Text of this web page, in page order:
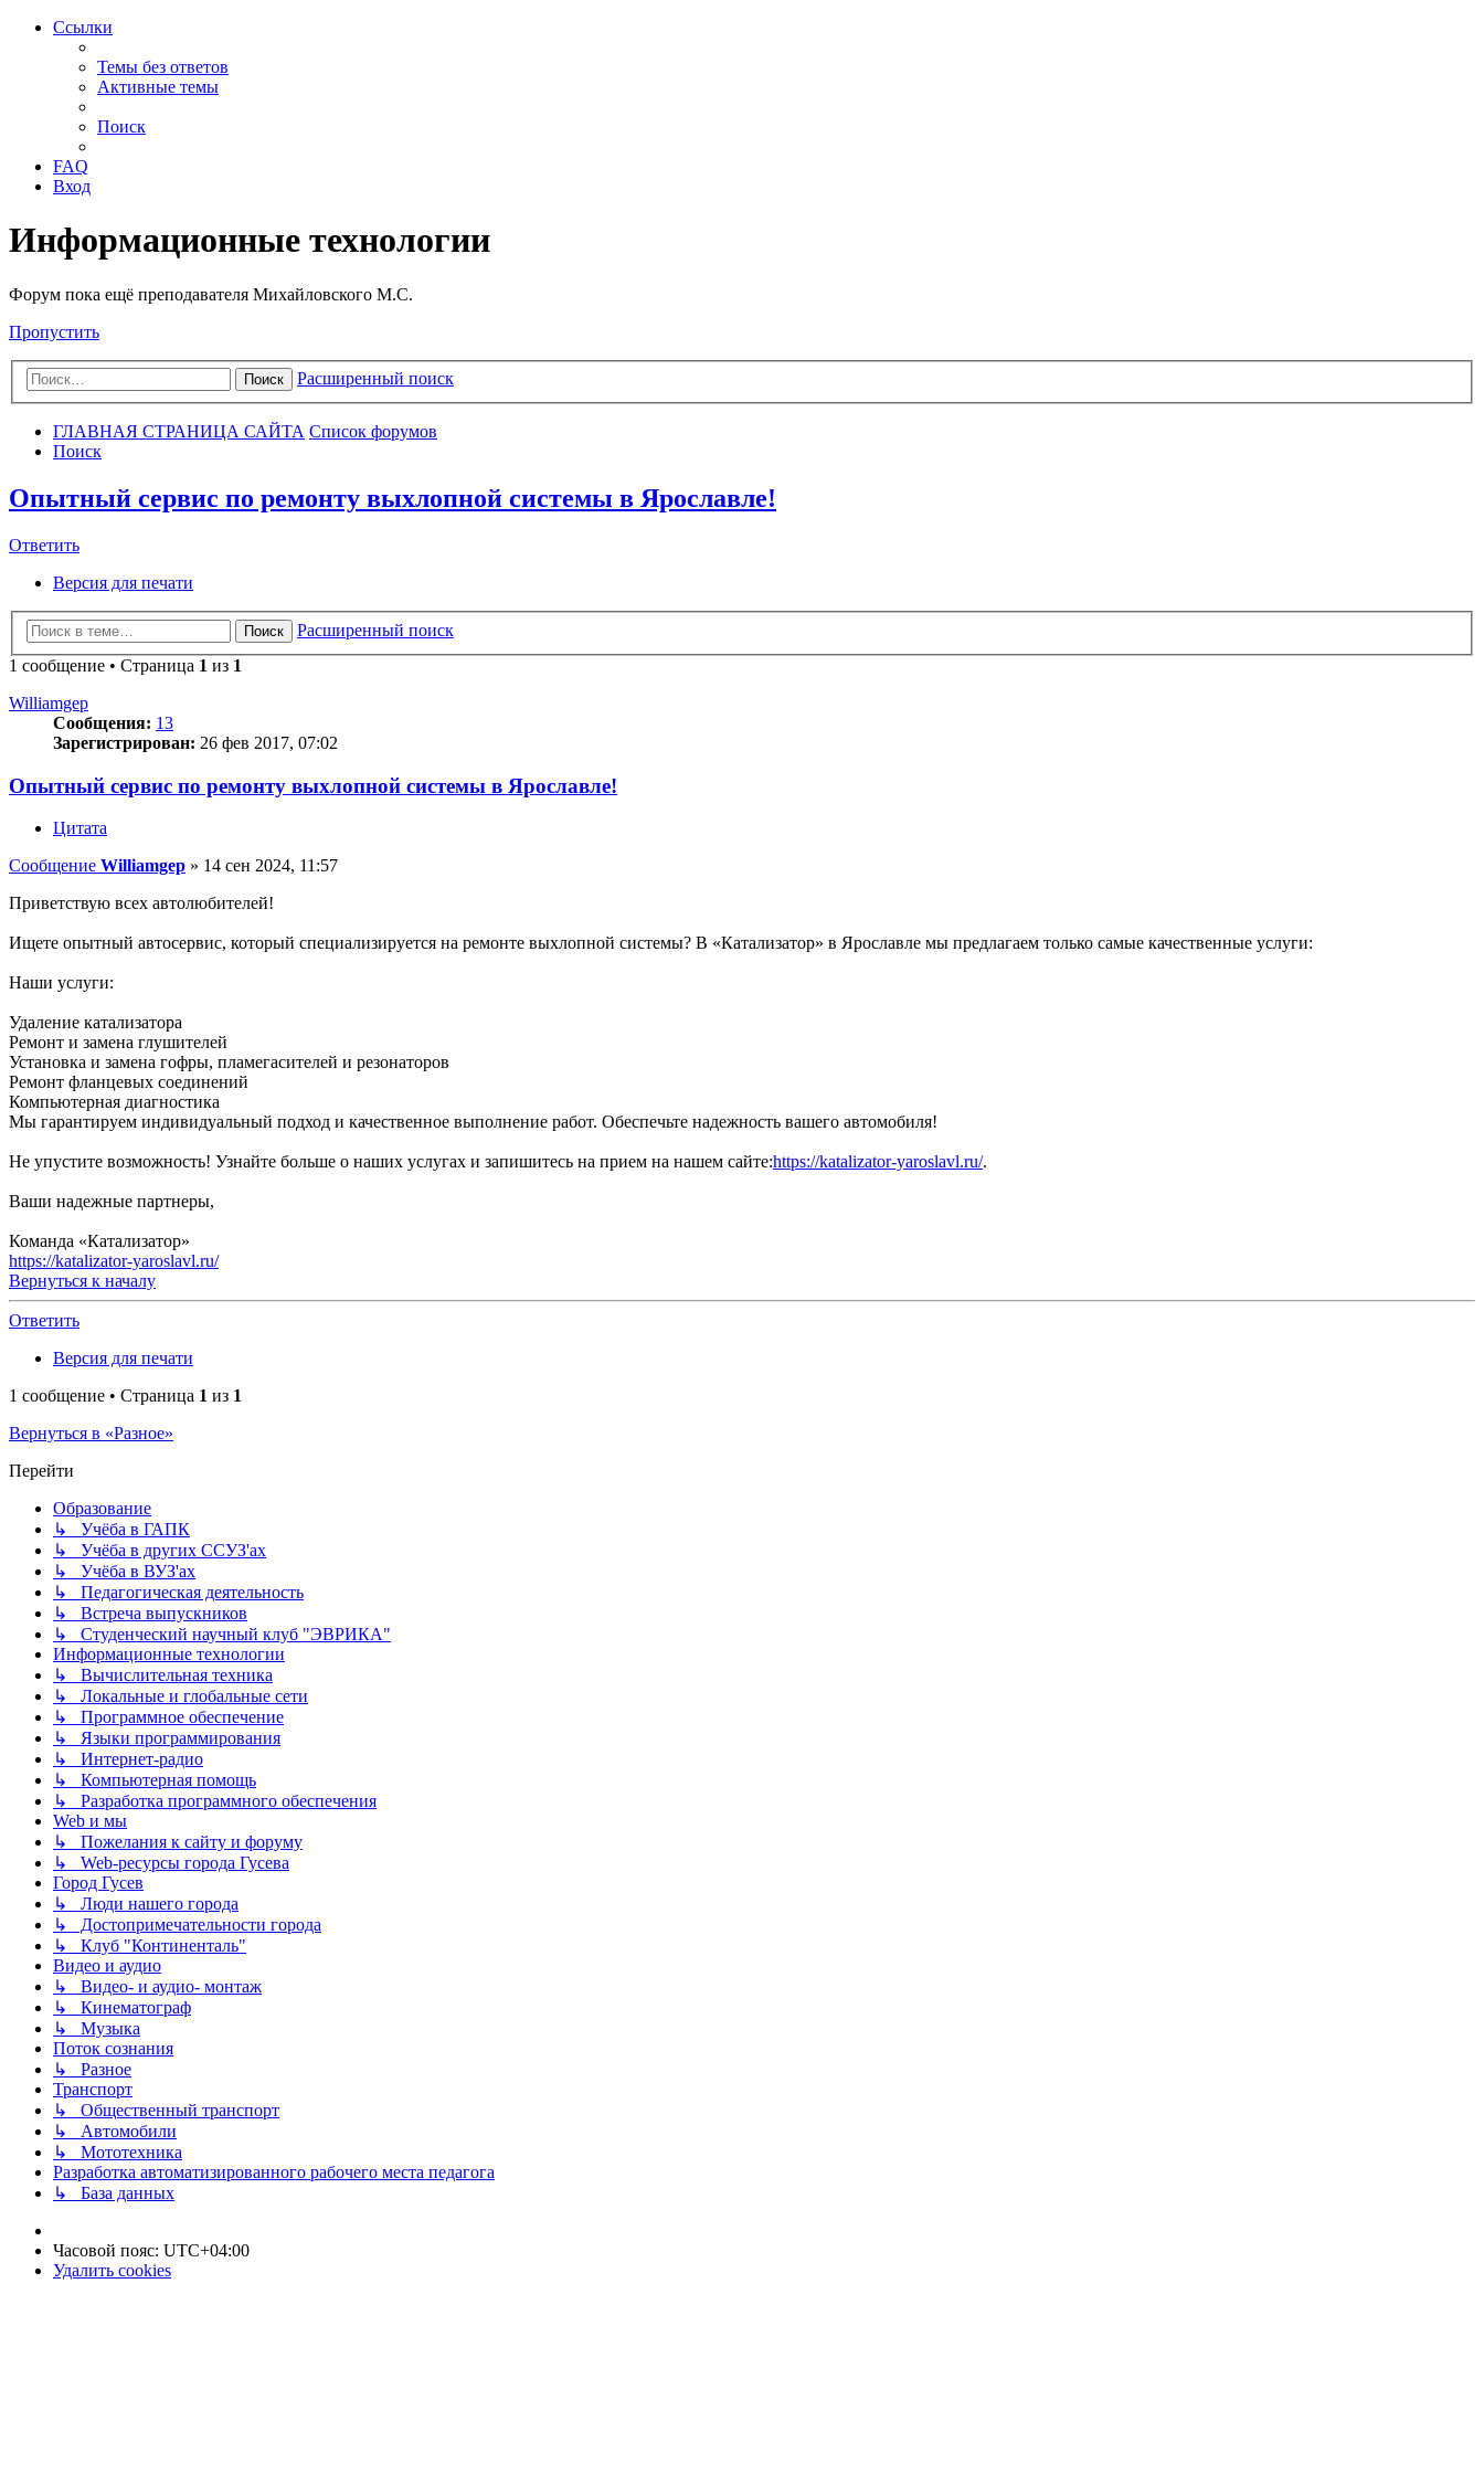
Ссылки
Темы без ответов
Активные темы
Поиск
FAQ
Вход
Информационные технологии
Форум пока ещё преподавателя Михайловского М.С.
Пропустить
Поиск Расширенный поиск
ГЛАВНАЯ СТРАНИЦА САЙТА Список форумов
Поиск
Опытный сервис по ремонту выхлопной системы в Ярославле!
Ответить
Версия для печати
Поиск
Расширенный поиск
1 сообщение • Страница 1 из 1
Williamgep
Сообщения: 13
Зарегистрирован: 26 фев 2017, 07:02
Опытный сервис по ремонту выхлопной системы в Ярославле!
Цитата
Сообщение Williamgep » 14 сен 2024, 11:57
Приветствую всех автолюбителей!
Ищете опытный автосервис, который специализируется на ремонте выхлопной системы? В «Катализатор» в Ярославле мы предлагаем только самые качественные услуги:
Наши услуги:
Удаление катализатора
Ремонт и замена глушителей
Установка и замена гофры, пламегасителей и резонаторов
Ремонт фланцевых соединений
Компьютерная диагностика
Мы гарантируем индивидуальный подход и качественное выполнение работ. Обеспечьте надежность вашего автомобиля!
Не упустите возможность! Узнайте больше о наших услугах и запишитесь на прием на нашем сайте:https://katalizator-yaroslavl.ru/.
Ваши надежные партнеры,
Команда «Катализатор»
https://katalizator-yaroslavl.ru/
Вернуться к началу
Ответить
Версия для печати
1 сообщение • Страница 1 из 1
Вернуться в «Разное»
Перейти
Образование
↳ Учёба в ГАПК
↳ Учёба в других ССУЗ'ах
↳ Учёба в ВУЗ'ах
↳ Педагогическая деятельность
↳ Встреча выпускников
↳ Студенческий научный клуб "ЭВРИКА"
Информационные технологии
↳ Вычислительная техника
↳ Локальные и глобальные сети
↳ Программное обеспечение
↳ Языки программирования
↳ Интернет-радио
↳ Компьютерная помощь
↳ Разработка программного обеспечения
Web и мы
↳ Пожелания к сайту и форуму
↳ Web-ресурсы города Гусева
Город Гусев
↳ Люди нашего города
↳ Достопримечательности города
↳ Клуб "Континенталь"
Видео и аудио
↳ Видео- и аудио- монтаж
↳ Кинематограф
↳ Музыка
Поток сознания
↳ Разное
Транспорт
↳ Общественный транспорт
↳ Автомобили
↳ Мототехника
Разработка автоматизированного рабочего места педагога
↳ База данных
Часовой пояс: UTC+04:00
Удалить cookies